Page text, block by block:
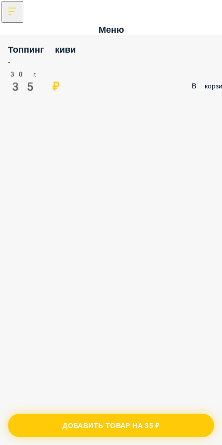
Меню
Топпинг киви
-
30 г.
35 ₽ В
ДОБАВИТЬ ТОВАР НА35 ₽